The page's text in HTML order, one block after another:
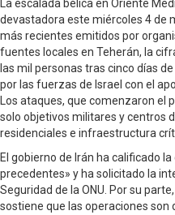
La escalada bélica en Oriente
devastadora este miércoles 4 de
más recientes emitidos por
fuentes locales en Teherán, la
las mil personas tras cinco días
por las fuerzas de Israel con el
Los ataques, que comenzaron el
solo objetivos militares y centros
residenciales e infraestructura
El gobierno de Irán ha calificado
precedentes» y ha solicitado la
Seguridad de la ONU. Por su
sostiene que las operaciones